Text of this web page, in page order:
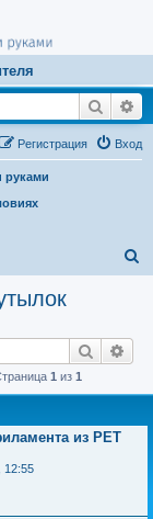
Поиск
Вход
Регистрация
руками
Поиск
1 из 1
из PET
12:55